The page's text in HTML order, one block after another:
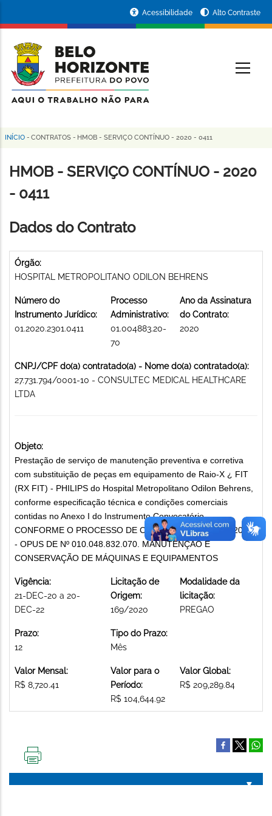
conteúdo
principal
da
Prefeitura
de
Horizonte
Acessibilidade Alto Contraste
Trilha
de
navegação
INÍCIO - CONTRATOS - HMOB - SERVIÇO CONTÍNUO - 2020 - 0411
HMOB - SERVIÇO CONTÍNUO - 2020
- 0411
Dados do Contrato
Órgão:
HOSPITAL METROPOLITANO ODILON BEHRENS
Número do
Instrumento Jurídico:
01.2020.2301.0411
Processo
Administrativo:
01.004883.20-
70
Ano da Assinatura
do Contrato:
2020
CNPJ/CPF do(a) contratado(a) - Nome do(a) contratado(a):
27.731.794/0001-10 - CONSULTEC MEDICAL HEALTHCARE
LTDA
Objeto:
Prestação de serviço de manutenção preventiva e corretiva
com substituição de peças em equipamento de Raio-X ¿ FIT
(RX FIT) - PHILIPS do Hospital Metropolitano Odilon Behrens,
conforme especificação técnica e condições comerciais
contidas no Anexo I do Instrumento Convocatório,
CONFORME O PROCESSO DE COMPRA DE Nº 03 - 11/2020
- OPUS DE Nº 010.048.832.070. MANUTENÇÃO E
CONSERVAÇÃO DE MÁQUINAS E EQUIPAMENTOS
Vigência:
21-DEC-20 a 20-
DEC-22
Licitação de
Origem:
169/2020
Modalidade da
licitação:
PREGAO
Prazo:
12
Tipo do Prazo:
Mês
Valor Mensal:
R$ 8,720.41
Valor para o
Período:
R$ 104,644.92
Valor Global:
R$ 209,289.84
PÁGINA